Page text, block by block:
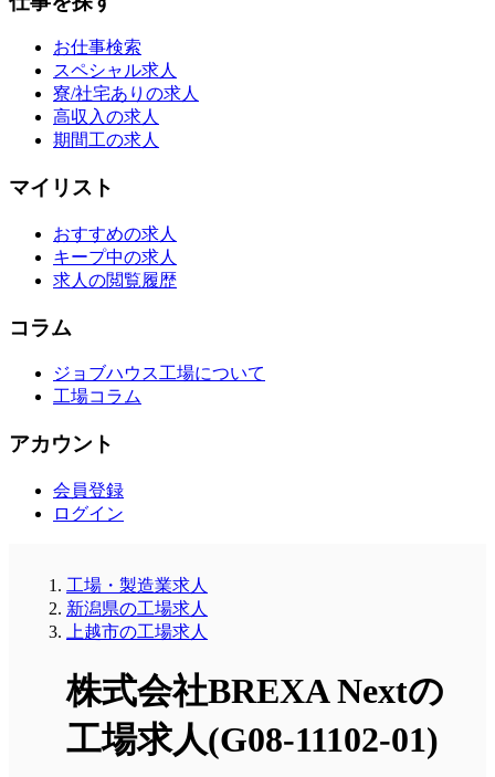
お仕事検索
スペシャル求人
寮/社宅ありの求人
高収入の求人
期間工の求人
マイリスト
おすすめの求人
キープ中の求人
求人の閲覧履歴
コラム
ジョブハウス工場について
工場コラム
アカウント
会員登録
ログイン
工場・製造業求人
新潟県の工場求人
上越市の工場求人
株式会社BREXA Nextの
工場求人(G08-11102-01)